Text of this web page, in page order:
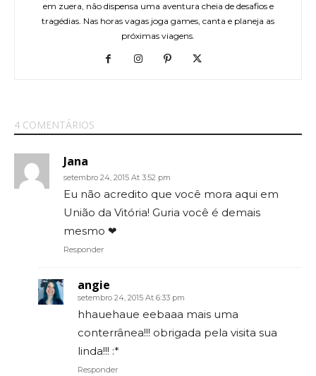
em zuera, não dispensa uma aventura cheia de desafios e
tragédias. Nas horas vagas joga games, canta e planeja as
próximas viagens.
4 COMENTÁRIOS
Jana
setembro 24, 2015 At 3:52 pm
Eu não acredito que você mora aqui em
União da Vitória! Guria você é demais
mesmo ❤
Responder
angie
setembro 24, 2015 At 6:33 pm
hhauehaue eebaaa mais uma
conterrânea!!! obrigada pela visita sua
linda!!! :*
Responder